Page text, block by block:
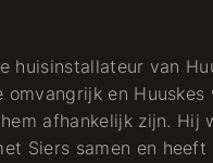
huisinstallateur van
en Huuskes
afhankelijk zijn. Hij
Siers samen en heeft